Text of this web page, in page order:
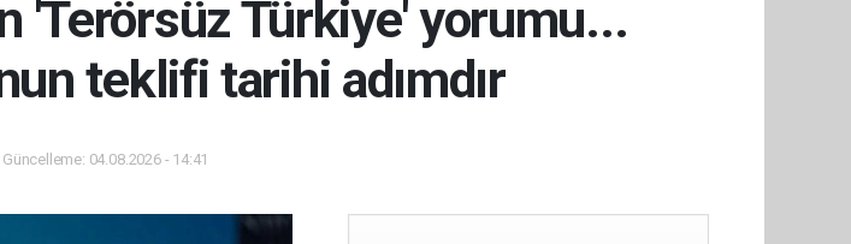
'Terörsüz Türkiye' yorumu...
teklifi tarihi adımdır
04.08.2026 - 14:41